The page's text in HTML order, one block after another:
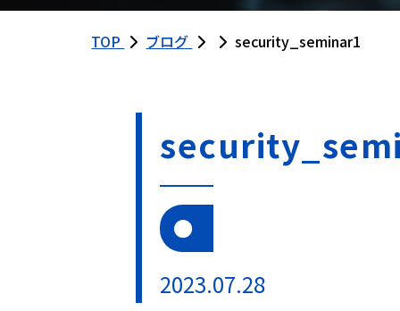
TOP ブログ security_seminar1
2023.07.28